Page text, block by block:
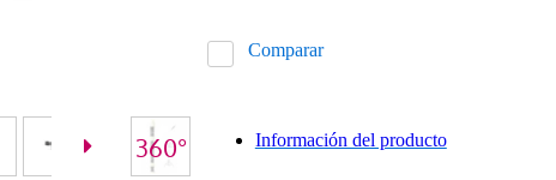
Comparar
Información del producto